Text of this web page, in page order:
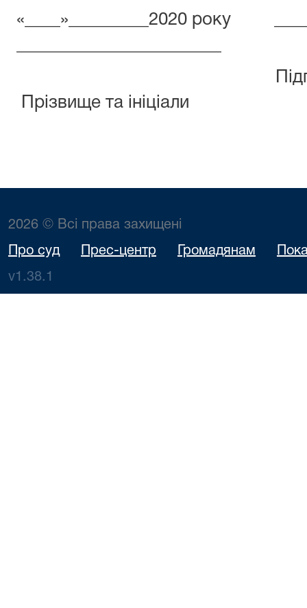
«____»_________2020
Прізвище та ініціали
2026 © Всі права захищені
Про суд Прес-центр Громадянам
v1.38.1